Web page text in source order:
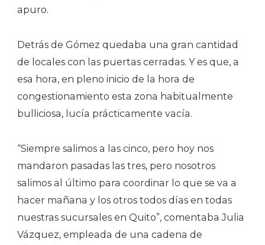
apuro.
Detrás de Gómez quedaba una gran cantidad
de locales con las puertas cerradas. Y es que, a
esa hora, en pleno inicio de la hora de
congestionamiento esta zona habitualmente
bulliciosa, lucía prácticamente vacía.
“Siempre salimos a las cinco, pero hoy nos
mandaron pasadas las tres, pero nosotros
salimos al último para coordinar lo que se va a
hacer mañana y los otros todos días en todas
nuestras sucursales en Quito”, comentaba Julia
Vázquez, empleada de una cadena de